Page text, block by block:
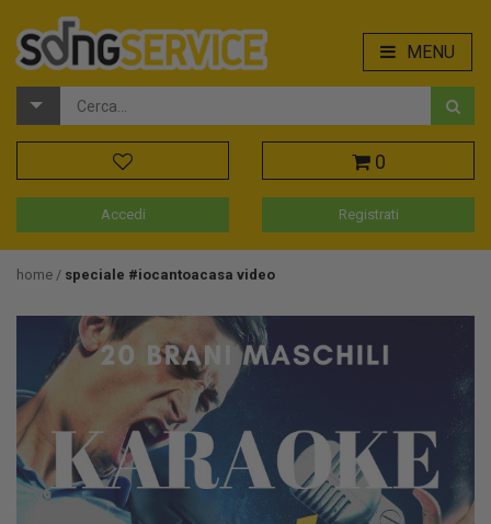
MENU
0
Accedi Registrati
home speciale #iocantoacasa video